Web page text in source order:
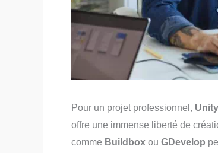
Pour un projet professionnel, Unity
offre une immense liberté de
comme Buildbox ou GDevelop